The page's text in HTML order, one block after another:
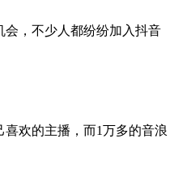
会，不少人都纷纷加入抖音
欢的主播，而1万多的音浪